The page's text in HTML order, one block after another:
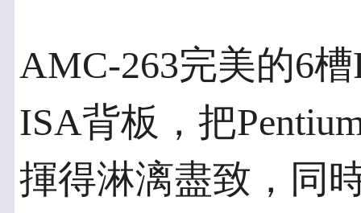
AMC-263完美的6
ISA背板，把
揮得淋漓盡致，同